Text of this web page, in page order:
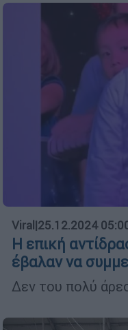
Viral |25.12.2024
Η επική
έβαλαν να
Δεν του πολύ